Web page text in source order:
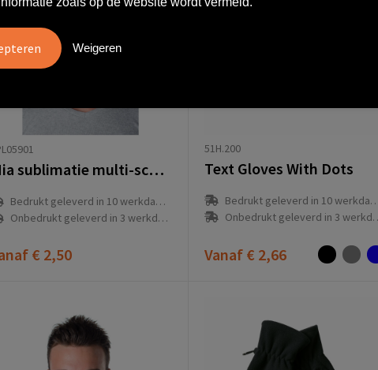
Mia sublimatie multi-scarf met Coolmax® en zomen
Bedrukt geleverd in 10 werkdag(en)
Onbedrukt geleverd in 3 werkdag(en)
€ 2,50
51H.200
Text Gloves With Dots
Bedrukt geleverd in 10 werkdag(en)
Onbedrukt geleverd in 3 werkdag(en)
Vanaf € 2,66
Weigeren